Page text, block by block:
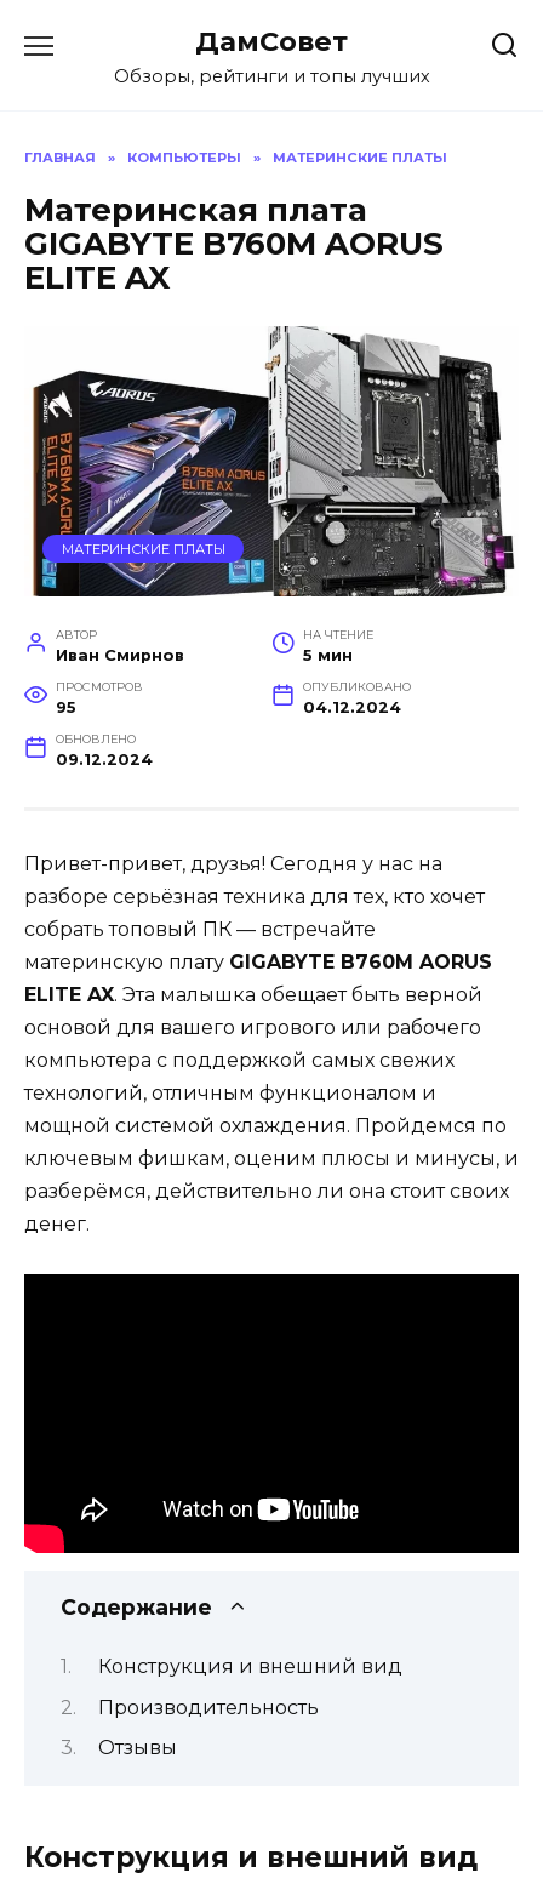
содержанию
ДамСовет
Обзоры, рейтинги и топы лучших
ГЛАВНАЯ » КОМПЬЮТЕРЫ » МАТЕРИНСКИЕ ПЛАТЫ
Материнская плата
GIGABYTE B760M AORUS
ELITE AX
МАТЕРИНСКИЕ ПЛАТЫ
АВТОР
Иван Смирнов
НА ЧТЕНИЕ
5 мин
ПРОСМОТРОВ
95
ОПУБЛИКОВАНО
04.12.2024
ОБНОВЛЕНО
09.12.2024
Привет-привет, друзья! Сегодня у нас на
разборе серьёзная техника для тех, кто хочет
собрать топовый ПК — встречайте
материнскую плату GIGABYTE B760M AORUS
ELITE AX. Эта малышка обещает быть верной
основой для вашего игрового или рабочего
компьютера с поддержкой самых свежих
технологий, отличным функционалом и
мощной системой охлаждения. Пройдемся по
ключевым фишкам, оценим плюсы и минусы, и
разберёмся, действительно ли она стоит своих
денег.
Содержание
Конструкция и внешний вид
Производительность
Отзывы
Конструкция и внешний вид